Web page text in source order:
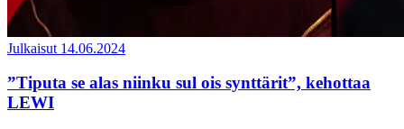
Julkaisut 14.06.2024
”Tiputa se alas niinku sul ois synttärit”, kehottaa
LEWI